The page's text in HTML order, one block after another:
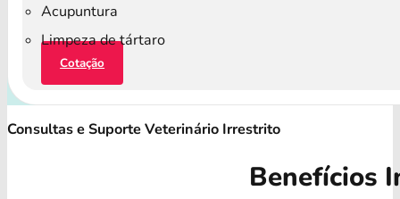
Acupuntura
Limpeza de tártaro
Cotação
Consultas e Suporte Veterinário Irrestrito
Benefícios